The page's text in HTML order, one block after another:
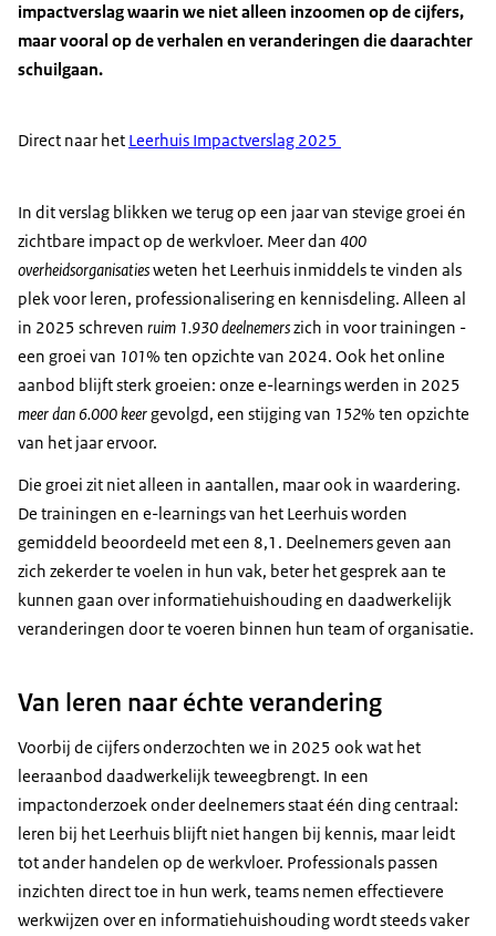
impactverslag waarin we niet alleen inzoomen op de cijfers,
maar vooral op de verhalen en veranderingen die daarachter
schuilgaan.
Direct naar het Leerhuis Impactverslag 2025
In dit verslag blikken we terug op een jaar van stevige groei én
zichtbare impact op de werkvloer. Meer dan 400
overheidsorganisatiesweten het Leerhuis inmiddels te vinden als
plek voor leren, professionalisering en kennisdeling. Alleen al
in 2025 schreven ruim 1.930 deelnemerszich in voor trainingen -
een groei van 101% ten opzichte van 2024. Ook het online
aanbod blijft sterk groeien: onze e-learnings werden in 2025
meer dan 6.000 keergevolgd, een stijging van 152% ten opzichte
van het jaar ervoor.
Die groei zit niet alleen in aantallen, maar ook in waardering.
De trainingen en e-learnings van het Leerhuis worden
gemiddeld beoordeeld met een 8,1. Deelnemers geven aan
zich zekerder te voelen in hun vak, beter het gesprek aan te
kunnen gaan over informatiehuishouding en daadwerkelijk
veranderingen door te voeren binnen hun team of organisatie.
Van leren naar échte verandering
Voorbij de cijfers onderzochten we in 2025 ook wat het
leeraanbod daadwerkelijk teweegbrengt. In een
impactonderzoek onder deelnemers staat één ding centraal:
leren bij het Leerhuis blijft niet hangen bij kennis, maar leidt
tot ander handelen op de werkvloer. Professionals passen
inzichten direct toe in hun werk, teams nemen effectievere
werkwijzen over en informatiehuishouding wordt steeds vaker